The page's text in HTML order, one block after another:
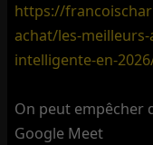
https://
achat/les-
intelligente-en-
On peut empêcher
Google Meet